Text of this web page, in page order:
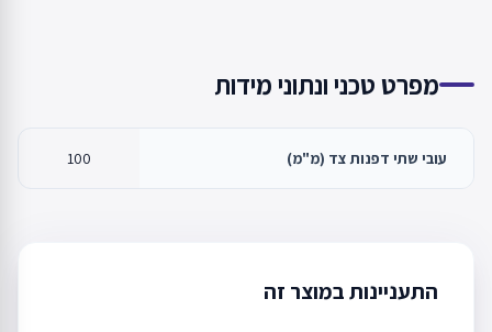
מפרט טכני ונתוני מידות
עובי שתי דפנות צד (מ"מ) 100
התעניינות במוצר זה